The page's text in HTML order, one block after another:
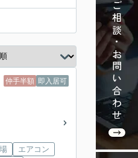
ご相談・お問い合わせ
仲手半額 即入居可
エアコン